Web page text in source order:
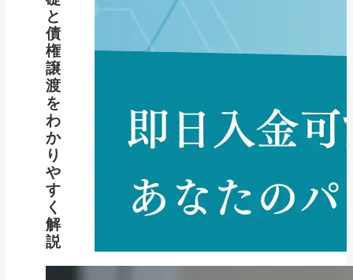
と
債
権
譲
渡
を
わ
か
り
や
す
く
解
説